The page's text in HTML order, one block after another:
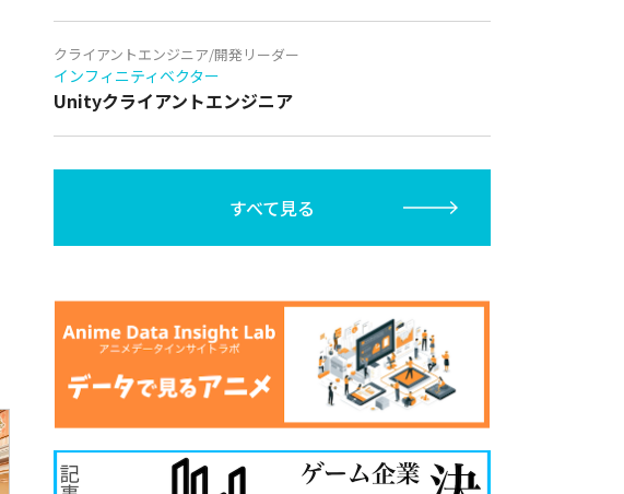
クライアントエンジニア/開発リーダー
インフィニティベクター
Unityクライアントエンジニア
すべて見る